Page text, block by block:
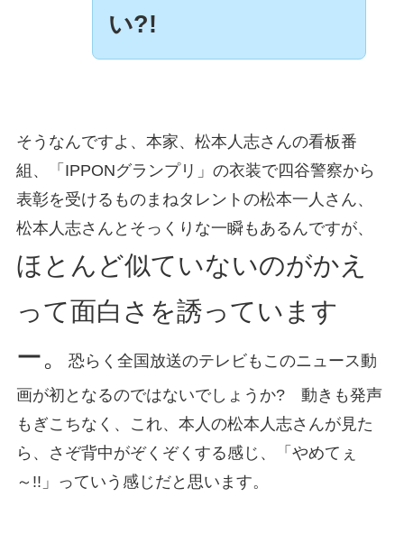
い?!
そうなんですよ、本家、松本人志さんの看板番
組、「IPPONグランプリ」の衣装で四谷警察から
表彰を受けるものまねタレントの松本一人さん、
松本人志さんとそっくりな一瞬もあるんですが、
ほとんど似ていないのがかえ
って面白さを誘っています
ー。
恐らく全国放送のテレビもこのニュース動
画が初となるのではないでしょうか? 動きも発声
もぎこちなく、これ、本人の松本人志さんが見た
ら、さぞ背中がぞくぞくする感じ、「やめてぇ
～!!」っていう感じだと思います。